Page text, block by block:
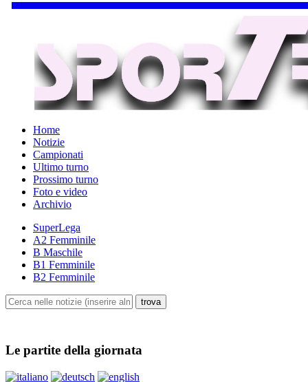
Home
Notizie
Campionati
Ultimo turno
Prossimo turno
Foto e video
Archivio
SuperLega
A2 Femminile
B Maschile
B1 Femminile
B2 Femminile
Le partite della giornata